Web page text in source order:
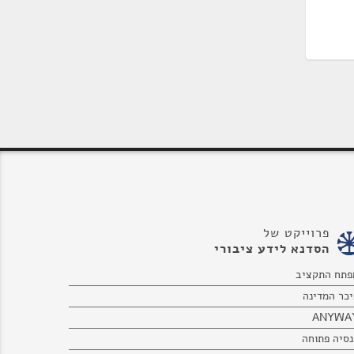
פרוייקט של
הסדנא לידע ציבורי
התקציב
המדינה
פתוחה